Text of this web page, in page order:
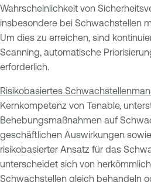
Wahrscheinlichkeit von
insbesondere bei Schwachstellen
Um dies zu erreichen, sind
Scanning, automatische
erforderlich.
Risikobasiertes
Kernkompetenz von Tenable,
Behebungsmaßnahmen auf
geschäftlichen Auswirkungen
risikobasierter Ansatz für das
unterscheidet sich von
Schwachstellen gleich behandeln